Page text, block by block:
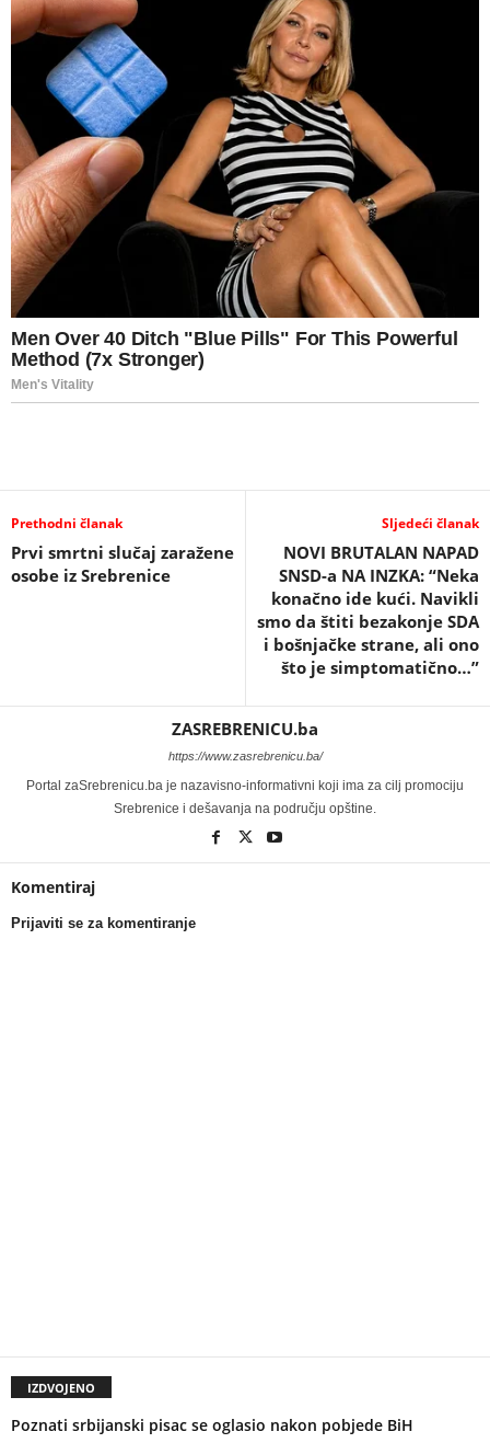
Prethodni članak
Prvi smrtni slučaj zaražene
osobe iz Srebrenice
Sljedeći članak
NOVI BRUTALAN NAPAD
SNSD-a NA INZKA: “Neka
konačno ide kući. Navikli
smo da štiti bezakonje SDA
i bošnjačke strane, ali ono
što je simptomatično…”
ZASREBRENICU.ba
https://www.zasrebrenicu.ba/
Portal zaSrebrenicu.ba je nazavisno-informativni koji ima za cilj promociju
Srebrenice i dešavanja na području opštine.
Komentiraj
Prijaviti se za komentiranje
IZDVOJENO
Poznati srbijanski pisac se oglasio nakon pobjede BiH